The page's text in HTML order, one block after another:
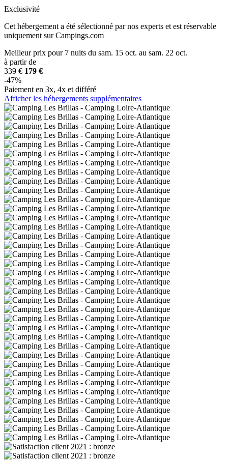
Exclusivité
Cet hébergement a été sélectionné par nos experts et est réservable
uniquement sur Campings.com
Meilleur prix pour 7 nuits du sam. 15 oct. au sam. 22 oct.
à partir de
339 € 179 €
-47%
Paiement en 3x, 4x et différé
Afficher les hébergements supplémentaires